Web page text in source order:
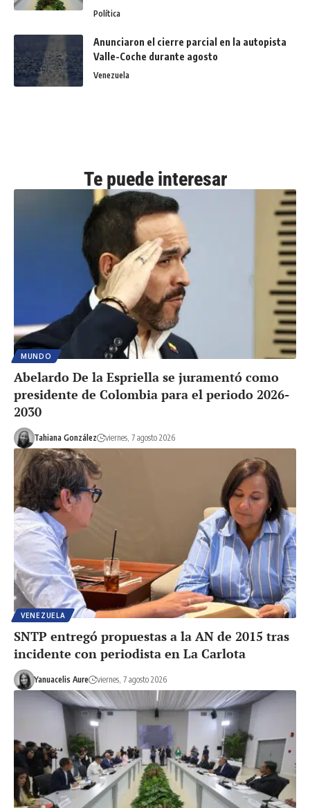
Política
Anunciaron el cierre parcial en la autopista
Valle-Coche durante agosto
Venezuela
Te puede interesar
MUNDO
Abelardo De la Espriella se juramentó como
presidente de Colombia para el periodo 2026-
2030
Tahiana González viernes, 7 agosto 2026
VENEZUELA
SNTP entregó propuestas a la AN de 2015 tras
incidente con periodista en La Carlota
Yanuacelis Aure viernes, 7 agosto 2026